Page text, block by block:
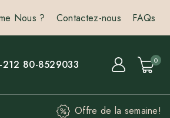
Nous ? Contactez-nous FAQs
80-8529033 0
Offre de la semaine!